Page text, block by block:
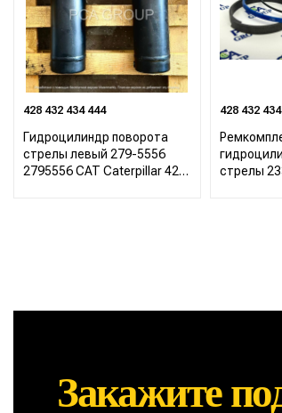
428 432 434 444
Гидроцилиндр поворота
стрелы левый 279-5556
2795556 CAT Caterpillar 422
428 432
стрелы
Закажите